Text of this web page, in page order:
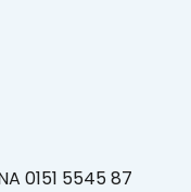
0151 5545 87